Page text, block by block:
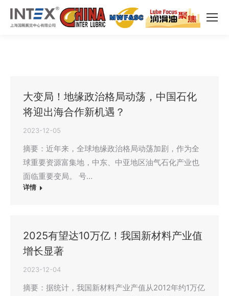
大变局！地缘政治格局动荡，中国石化
将迎出海合作新机遇？
2023-12-05
摘要：近年来，全球地缘政治格局动荡加剧，作为全
球重要资源富集地，中东、中亚地区油气石化产业也
面临重要变局。 号…
详情
2025有望达10万亿！我国新材料产业值
增长显著
2023-12-04
摘要：据统计，我国新材料产业产值从2012年约1万亿